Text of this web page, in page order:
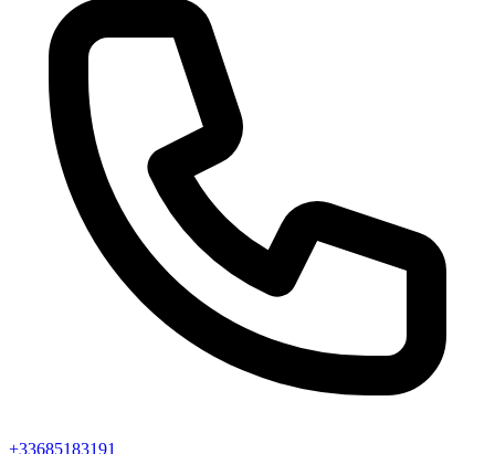
+33685183191